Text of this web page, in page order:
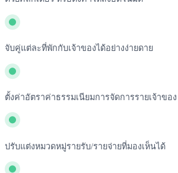
จับคู่แต่ละที่พักกับเจ้าของได้อย่างง่ายดาย
ตั้งค่าอัตราค่าธรรมเนียมการจัดการรายเจ้าของ
ปรับแต่งหมวดหมู่รายรับ/รายจ่ายที่มองเห็นได้